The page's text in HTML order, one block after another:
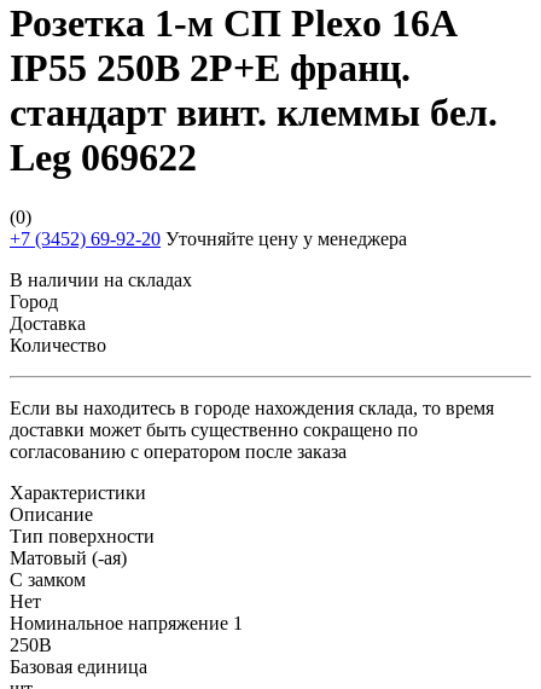
Розетка 1-м СП Plexo 16А
IP55 250В 2P+E франц.
стандарт винт. клеммы бел.
Leg 069622
(0)
+7 (3452) 69-92-20 Уточняйте цену у менеджера
В наличии на складах
Город
Доставка
Количество
Если вы находитесь в городе нахождения склада, то время
доставки может быть существенно сокращено по
согласованию с оператором после заказа
Характеристики
Описание
Тип поверхности
Матовый (-ая)
С замком
Нет
Номинальное напряжение 1
250В
Базовая единица